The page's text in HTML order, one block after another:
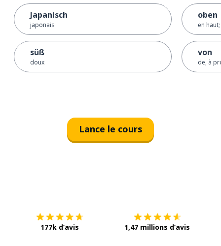
Japanisch
japonais
süß
doux
oben
en
von
de, à
Lance le cours
177k d’avis 1,47 millions d’avis